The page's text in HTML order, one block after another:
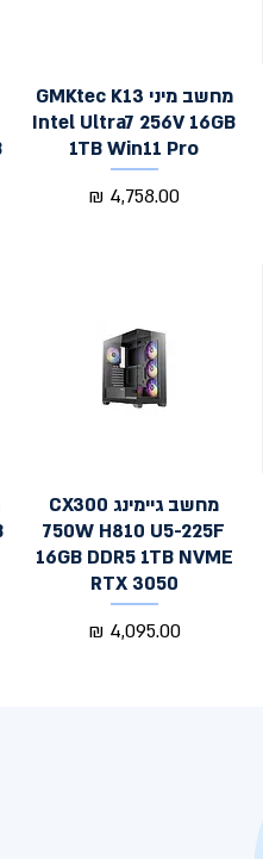
תצוגה מהירה
מחשב מיני GMKtec K13
Intel Ultra7 256V 16GB
1TB Win11 Pro
מחיר
תצוגה מהירהמחשב גיימינג CX300
750W H810 U5-225F
16GB DDR5 1TB NVME
RTX 3050
מחיר‏4,095.00 ‏₪